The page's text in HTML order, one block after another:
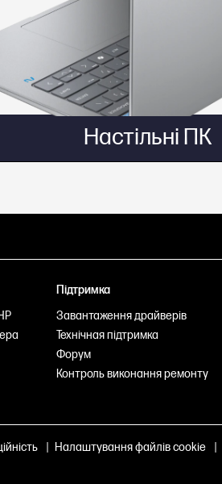
Настільні ПК
Підтримка
Завантаження драйверів
Технічная підтримка
Форум
Контроль виконання ремонту
Налаштування файлів cookie